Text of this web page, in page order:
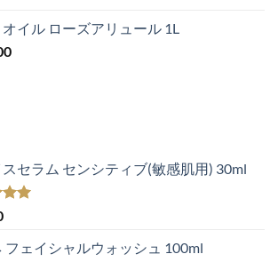
イル ローズアリュール 1L
セラム センシティブ(敏感肌用) 30ml
フェイシャルウォッシュ 100ml